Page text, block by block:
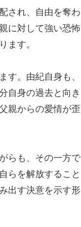
され、自由を奪わ
に対して強い恐怖
ます。
す。由紀自身も、
自身の過去と向き
親からの愛情が歪
らも、その一方で
らを解放すること
出す決意を示す形